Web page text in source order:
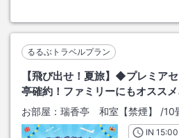
るるぶトラベルプラン
【飛び出せ！夏旅】◆プレミ
亭確約！ファミリーにもオスス
お部屋： 瑞香亭 和室【禁煙】 /10
INチェ
15:00